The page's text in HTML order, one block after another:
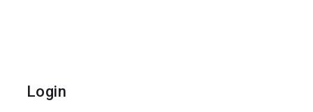
Login